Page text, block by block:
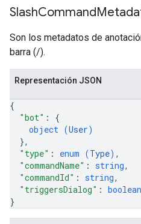
SlashCommand
Son los metadatos de
barra (/).
Representación JSON
{
"bot" : {
object (User)
},
"type" : enum (Type) ,
"commandName" : string,
"commandId" : string,
"triggersDialog" : boolean
}